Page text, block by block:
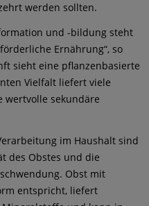
werden sollten.
und -bildung steht
Ernährung“, so
sieht eine pflanzenbasierte
Vielfalt liefert viele
wertvolle sekundäre
im Haushalt sind
des Obstes und die
Obst mit
entspricht, liefert